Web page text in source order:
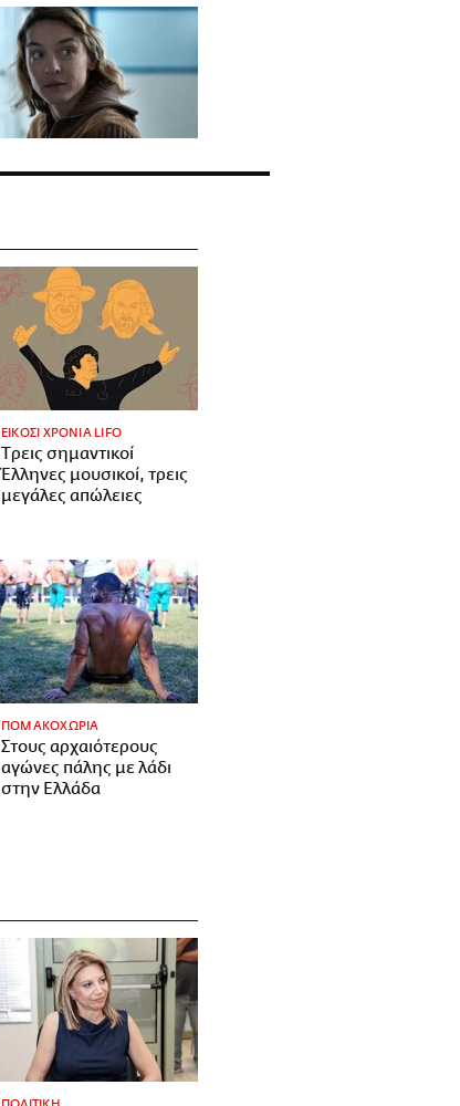
ΕΙΚΟΣΙ ΧΡΟΝΙΑ LIFO
Tρεις σημαντικοί
Έλληνες μουσικοί, τρεις
μεγάλες απώλειες
ΠΟΜΑΚΟΧΩΡΙΑ
Στους αρχαιότερους
αγώνες πάλης με λάδι
στην Ελλάδα